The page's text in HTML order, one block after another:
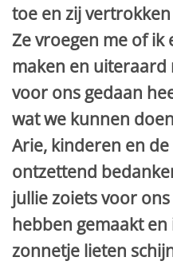
toe en zij
Ze vroegen me of ik
maken en uiteraard
voor ons gedaan
wat we kunnen
Arie, kinderen en
ontzettend
jullie zoiets voor
hebben gemaakt
zonnetje lieten